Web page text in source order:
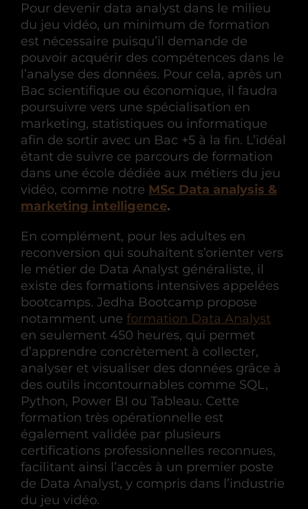
Pour devenir data analyst dans le milieu
du jeu vidéo, un minimum de formation
est nécessaire puisqu’il demande de
pouvoir acquérir des compétences dans le
l’analyse des données. Pour cela, après un
Bac scientifique ou économique, il faudra
poursuivre vers une spécialisation en
marketing, statistiques ou informatique
afin de sortir avec un Bac +5 à la fin. L’idéal
étant de suivre ce parcours de formation
dans une école dédiée aux métiers du jeu
vidéo, comme notre MSc Data analysis &
marketing intelligence.
En complément, pour les adultes en
reconversion qui souhaitent s’orienter vers
le métier de Data Analyst généraliste, il
existe des formations intensives appelées
bootcamps. Jedha Bootcamp propose
notamment une formation Data Analyst
en seulement 450 heures, qui permet
d’apprendre concrètement à collecter,
analyser et visualiser des données grâce à
des outils incontournables comme SQL,
Python, Power BI ou Tableau. Cette
formation très opérationnelle est
également validée par plusieurs
certifications professionnelles reconnues,
facilitant ainsi l’accès à un premier poste
de Data Analyst, y compris dans l’industrie
du jeu vidéo.